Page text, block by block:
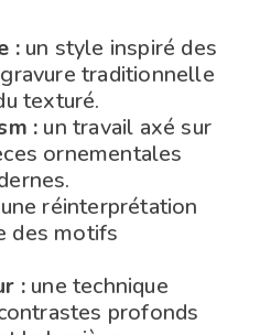
:un style inspiré des
traditionnelle
texturé.
: un travail axé sur
ornementales
une réinterprétation
des motifs
: une technique
profonds